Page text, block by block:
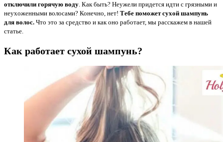
отключили горячую воду. Как быть? Неужели придется идти с грязными и
неухоженными волосами? Конечно, нет! Тебе поможет сухой шампунь
для волос. Что это за средство и как оно работает, мы расскажем в нашей
статье.
Как работает сухой шампунь?